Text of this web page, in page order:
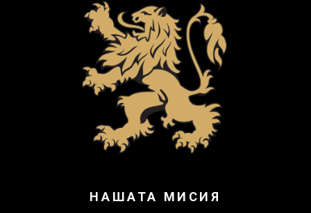
НАШАТА МИСИЯ